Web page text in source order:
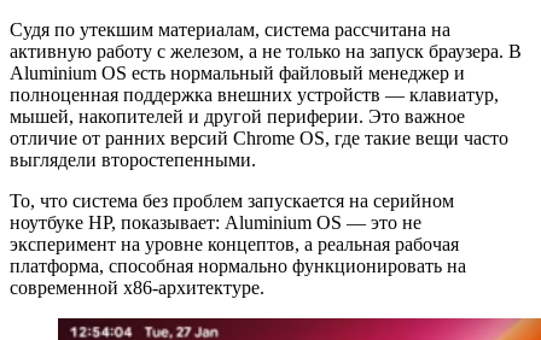
Судя по утекшим материалам, система рассчитана на
активную работу с железом, а не только на запуск браузера. В
Aluminium OS есть нормальный файловый менеджер и
полноценная поддержка внешних устройств — клавиатур,
мышей, накопителей и другой периферии. Это важное
отличие от ранних версий Chrome OS, где такие вещи часто
выглядели второстепенными.
То, что система без проблем запускается на серийном
ноутбуке HP, показывает: Aluminium OS — это не
эксперимент на уровне концептов, а реальная рабочая
платформа, способная нормально функционировать на
современной x86-архитектуре.